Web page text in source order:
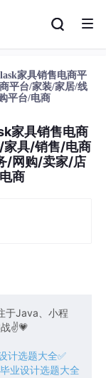
家具销售电商平
平台/家装/家居/线
平台/电商
家具销售电商
具/销售/电商
/网购/卖家/店
商
于Java、小程
✌💗
计选题大全✅
业设计选题大全